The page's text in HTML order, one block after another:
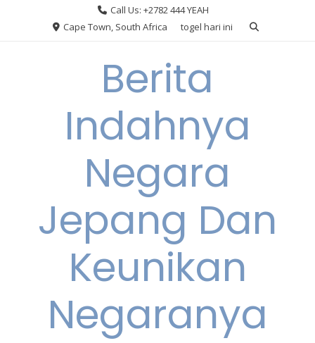
Call Us: +2782 444 YEAH
Cape Town, South Africa
togel hari ini
Berita
Indahnya
Negara
Jepang Dan
Keunikan
Negaranya